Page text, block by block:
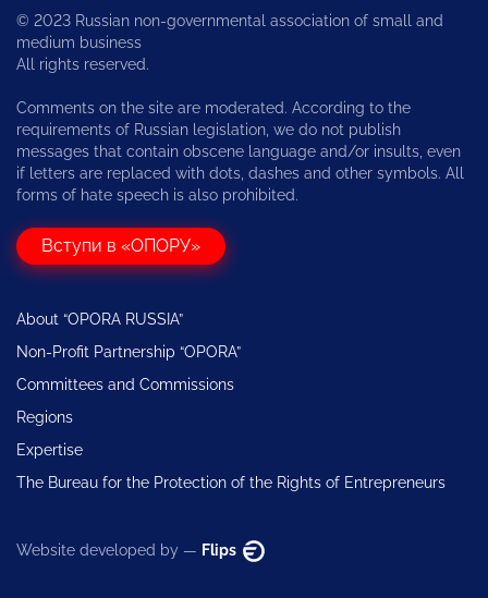
© 2023 Russian non-governmental association of small and
medium business
All rights reserved.
Comments on the site are moderated. According to the
requirements of Russian legislation, we do not publish
messages that contain obscene language and/or insults, even
if letters are replaced with dots, dashes and other symbols. All
forms of hate speech is also prohibited.
Вступи в «ОПОРУ»
About “OPORA RUSSIA”
Non-Profit Partnership “OPORA”
Committees and Commissions
Regions
Expertise
The Bureau for the Protection of the Rights of Entrepreneurs
Website developed by — Flips